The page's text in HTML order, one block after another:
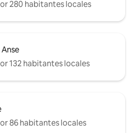
280 habitantes locales
132 habitantes locales
86 habitantes locales